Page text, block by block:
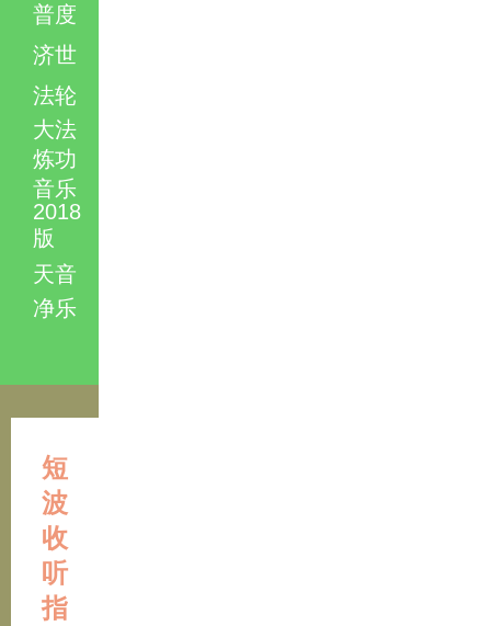
普度
济世
法轮
大法
炼功
音乐
2018
版
天音
净乐
短
波
收
听
指